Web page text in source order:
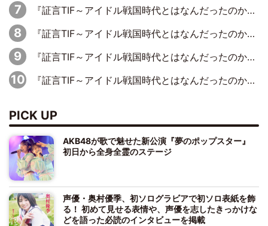
『証言TIF～アイドル戦国時代とはなんだったのか～』第7回：BiS・プー・ルイ×ミチバヤシリオ「誰もパンツは投げないですからね。でも、特に話題になった記憶もないです（笑）」
『証言TIF～アイドル戦国時代とはなんだったのか～』第2回【完全版】：元ぱすぽ☆・根岸愛×奥仲麻琴「……じつは、話はあったんですよ」復活宣言の約10カ月前に語っていた、再フライトの兆し
『証言TIF～アイドル戦国時代とはなんだったのか～』第1回：元アイドリング!!!・遠藤舞×森田涼花「ももクロを初めて見て、アイドリング!!!は無理だな、勝てないなって」
『証言TIF～アイドル戦国時代とはなんだったのか～』第2回：元ぱすぽ☆・根岸愛×奥仲麻琴「デビュー当初はペラペラの衣装をドンキで買って、装飾を自分たちで縫ってました」
PICK UP
AKB48が歌で魅せた新公演『夢のポップスター』
初日から全身全霊のステージ
声優・奥村優季、初ソログラビアで初ソロ表紙を飾
る！ 初めて見せる表情や、声優を志したきっかけな
どを語った必読のインタビューを掲載